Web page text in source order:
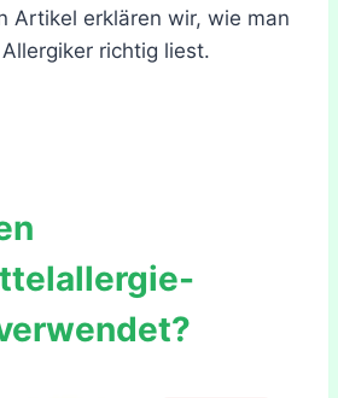
Artikel erklären wir, wie man
richtig liest.